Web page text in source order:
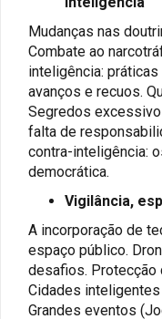
Mudanças nas
Combate ao
inteligência:
avanços e recuos.
Segredos
falta de
contra-inteligência:
democrática.
Vigilância,
A incorporação de
espaço público.
desafios. Protecção
Cidades
Grandes eventos